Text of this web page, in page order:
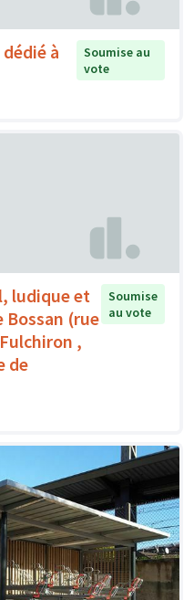
à
Soumise au
vote
ludique et
Bossan (rue
,
de
Soumise
au vote